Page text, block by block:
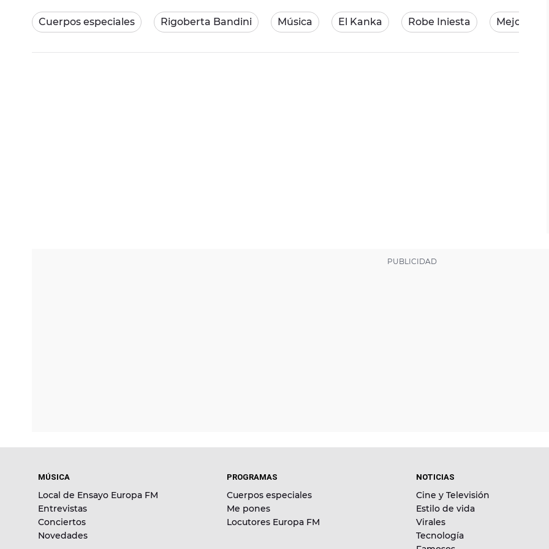
Cuerpos especiales Rigoberta Bandini Música El Kanka Robe Iniesta Mejores
MÚSICA
Local de Ensayo Europa FM
Entrevistas
Conciertos
Novedades
PROGRAMAS
Cuerpos especiales
Me pones
Locutores Europa FM
NOTICIAS
Cine y Televisión
Estilo de vida
Virales
Tecnología